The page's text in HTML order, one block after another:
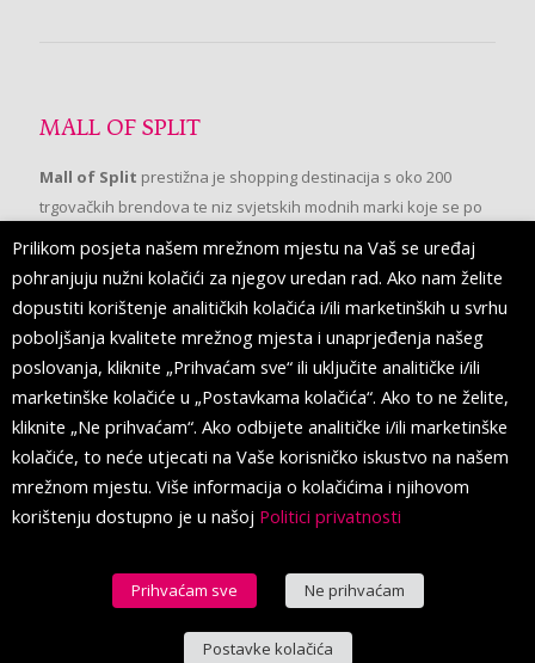
MALL OF SPLIT
Mall of Split prestižna je shopping destinacija s oko 200
trgovačkih brendova te niz svjetskih modnih marki koje se po
prvi put pojavljuju u Splitu.
PRATITE NAS
© 2016 Mall of Split. All Rights Reserved.
Prilikom posjeta našem mrežnom mjestu na Vaš se uređaj
pohranjuju nužni kolačići za njegov uredan rad. Ako nam želite
dopustiti korištenje analitičkih kolačića i/ili marketinških u svrhu
poboljšanja kvalitete mrežnog mjesta i unaprjeđenja našeg
poslovanja, kliknite „Prihvaćam sve“ ili uključite analitičke i/ili
marketinške kolačiće u „Postavkama kolačića“. Ako to ne želite,
kliknite „Ne prihvaćam“. Ako odbijete analitičke i/ili marketinške
kolačiće, to neće utjecati na Vaše korisničko iskustvo na našem
mrežnom mjestu. Više informacija o kolačićima i njihovom
korištenju dostupno je u našoj Politici privatnosti
Prihvaćam sve Ne prihvaćam
Postavke kolačića